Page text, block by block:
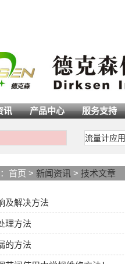
讯 产品中心 服务支持
流量计应用
首页 > 新闻资讯 > 技术文章
及解决方法
理方法
的方法